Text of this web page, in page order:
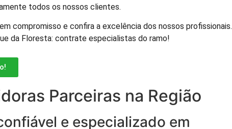
todos os nossos clientes.
compromisso e confira a excelência dos nossos profissionais.
da Floresta: contrate especialistas do ramo!
Parceiras na Região
e especializado em